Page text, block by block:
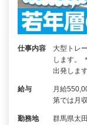
仕事内容
大型トレ
します。
出発しま
給与
月給
第では月
勤務地
群馬県太